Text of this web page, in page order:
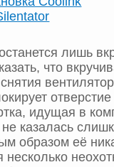
лишь
что
идущая в
казалась
образом её